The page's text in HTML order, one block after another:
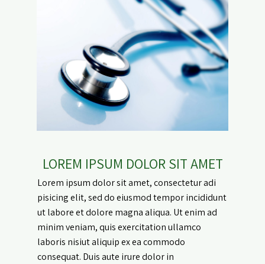
LOREM IPSUM DOLOR SIT AMET
Lorem ipsum dolor sit amet, consectetur adi
pisicing elit, sed do eiusmod tempor incididunt
ut labore et dolore magna aliqua. Ut enim ad
minim veniam, quis exercitation ullamco
laboris nisiut aliquip ex ea commodo
consequat. Duis aute irure dolor in